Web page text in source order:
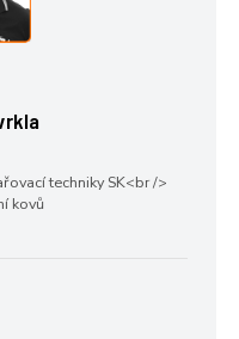
techniky SK<br />
kovů